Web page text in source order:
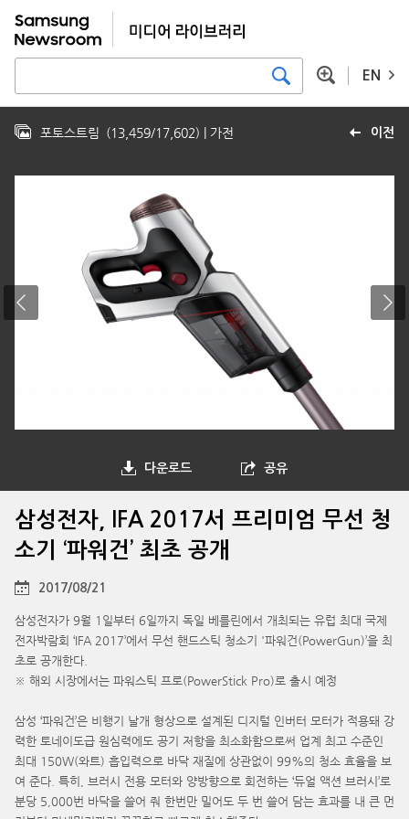
EN
이전
포토스트림 (13,459/17,602) | 가전
다운로드 공유
삼성전자, IFA 2017서 프리미엄 무선 청
소기 ‘파워건’ 최초 공개
2017/08/21
삼성전자가 9월 1일부터 6일까지 독일 베를린에서 개최되는 유럽 최대 국제
전자박람회 ‘IFA 2017’에서 무선 핸드스틱 청소기 '파워건(PowerGun)’을 최
초로 공개한다.
※ 해외 시장에서는 파워스틱 프로(PowerStick Pro)로 출시 예정
삼성 ‘파워건’은 비행기 날개 형상으로 설계된 디지털 인버터 모터가 적용돼 강
력한 토네이도급 원심력에도 공기 저항을 최소화함으로써 업계 최고 수준인
최대 150W(와트) 흡입력으로 바닥 재질에 상관없이 99%의 청소 효율을 보
여 준다. 특히, 브러시 전용 모터와 양방향으로 회전하는 ‘듀얼 액션 브러시’로
분당 5,000번 바닥을 쓸어 줘 한번만 밀어도 두 번 쓸어 담는 효과를 내 큰 먼